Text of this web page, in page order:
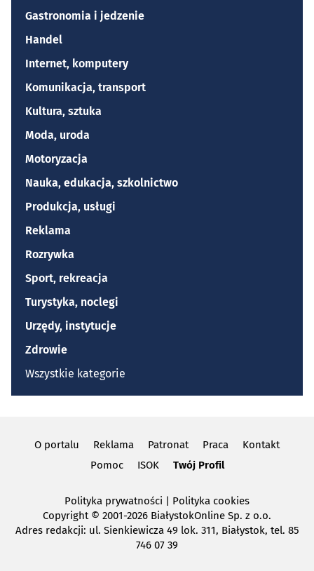
Gastronomia i jedzenie
Handel
Internet, komputery
Komunikacja, transport
Kultura, sztuka
Moda, uroda
Motoryzacja
Nauka, edukacja, szkolnictwo
Produkcja, usługi
Reklama
Rozrywka
Sport, rekreacja
Turystyka, noclegi
Urzędy, instytucje
Zdrowie
Wszystkie kategorie
O portalu Reklama Patronat Praca
Kontakt
Pomoc
ISOK Twój Profil
Polityka prywatności
Polityka cookies
Copyright© 2001-2026 BiałystokOnline Sp. z o.o.
Adres redakcji: ul. Sienkiewicza 49 lok. 311, Białystok, tel. 85
746 07 39